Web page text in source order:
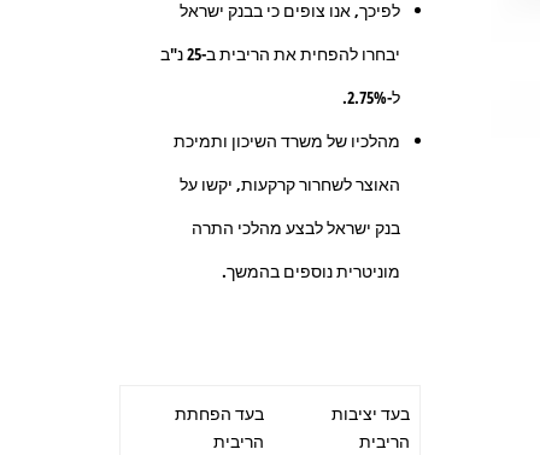
לפיכך, אנו צופים כי בבנק ישראל
יבחרו להפחית את הריבית ב-25 נ"ב
ל-2.75%.
מהלכיו של משרד השיכון ותמיכת
האוצר לשחרור קרקעות, יקשו על
בנק ישראל לבצע מהלכי התרה
מוניטרית נוספים בהמשך.
בעד יציבות
הריבית
בעד הפחתת
הריבית